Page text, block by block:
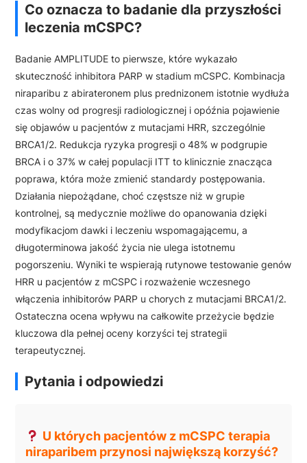
Co oznacza to badanie dla przyszłości
leczenia mCSPC?
Badanie AMPLITUDE to pierwsze, które wykazało
skuteczność inhibitora PARP w stadium mCSPC. Kombinacja
niraparibu z abirateronem plus prednizonem istotnie wydłuża
czas wolny od progresji radiologicznej i opóźnia pojawienie
się objawów u pacjentów z mutacjami HRR, szczególnie
BRCA1/2. Redukcja ryzyka progresji o 48% w podgrupie
BRCA i o 37% w całej populacji ITT to klinicznie znacząca
poprawa, która może zmienić standardy postępowania.
Działania niepożądane, choć częstsze niż w grupie
kontrolnej, są medycznie możliwe do opanowania dzięki
modyfikacjom dawki i leczeniu wspomagającemu, a
długoterminowa jakość życia nie ulega istotnemu
pogorszeniu. Wyniki te wspierają rutynowe testowanie genów
HRR u pacjentów z mCSPC i rozważenie wczesnego
włączenia inhibitorów PARP u chorych z mutacjami BRCA1/2.
Ostateczna ocena wpływu na całkowite przeżycie będzie
kluczowa dla pełnej oceny korzyści tej strategii
terapeutycznej.
Pytania i odpowiedzi
U których pacjentów z mCSPC terapia
niraparibem przynosi największą korzyść?